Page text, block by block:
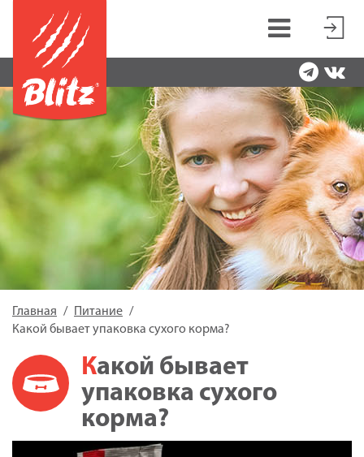
Главная
Питание
Какой бывает упаковка сухого корма?
Какой бывает
упаковка сухого
корма?